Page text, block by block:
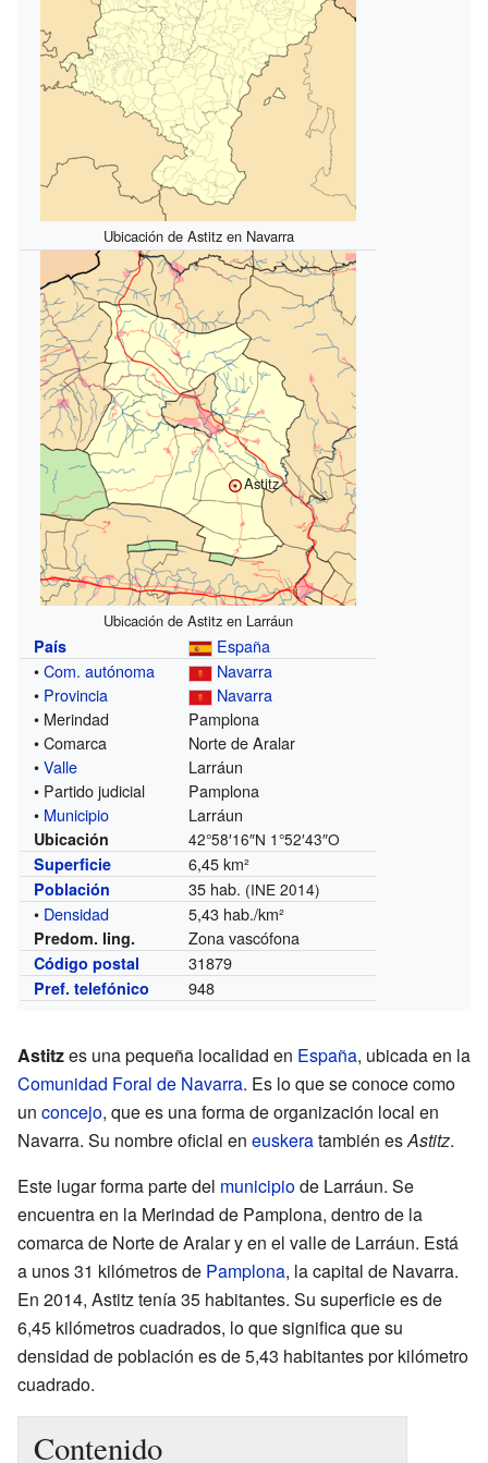
Ubicación de Astitz en Navarra
Astitz
Ubicación de Astitz en Larráun
País
España
•Com. autónoma
Navarra
• Provincia
Navarra
• Merindad
Pamplona
• Comarca
Norte de Aralar
•Valle
Larráun
• Partido judicial
Pamplona
• Municipio Larráun
Ubicación 42°58′16″N 1°52′43″O
Superficie
6,45 km²
Población 35 hab. (INE 2014)
• Densidad 5,43 hab./km²
Predom. ling. Zona vascófona
Código postal 31879
Pref. telefónico 948
Astitzes una pequeña localidad en España, ubicada en la
Comunidad Foral de Navarra. Es lo que se conoce como
un concejo, que es una forma de organización local en
Navarra. Su nombre oficial en euskeratambién esAstitz.
Este lugar forma parte del municipiode Larráun. Se
encuentra en la Merindad de Pamplona, dentro de la
comarca de Norte de Aralar y en el valle de Larráun. Está
a unos 31 kilómetros de Pamplona, la capital de Navarra.
En 2014, Astitz tenía 35 habitantes. Su superficie es de
6,45 kilómetros cuadrados, lo que significa que su
densidad de población es de 5,43 habitantes por kilómetro
cuadrado.
Contenido